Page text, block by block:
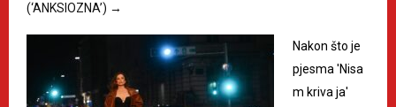
(‘ANKSIOZNA’) →
Nakon što je
pjesma 'Nisa
m kriva ja'